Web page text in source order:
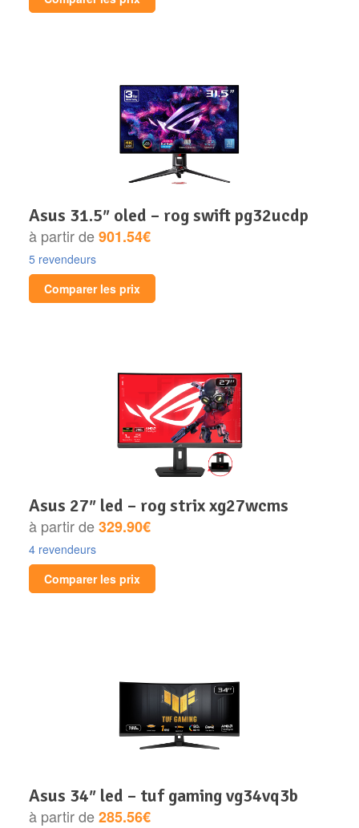
asus 31.5″ oled – rog swift pg32ucdp
à partir de901.54€
5 revendeurs
Comparer les prix
asus 27″ led – rog strix xg27wcms
à partir de329.90€
4 revendeurs
Comparer les prix
asus 34″ led – tuf gaming vg34vq3b
à partir de285.56€